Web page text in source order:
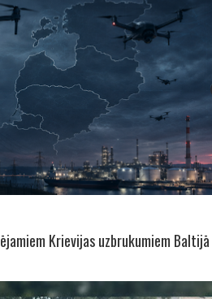
Krievijas uzbrukumiem Baltijā